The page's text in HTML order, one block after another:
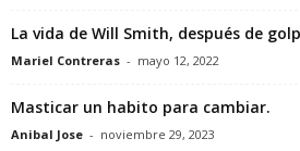
La vida de Will Smith, después de
Mariel Contreras - mayo 12, 2022
Masticar un habito para cambiar.
Anibal Jose - noviembre 29, 2023